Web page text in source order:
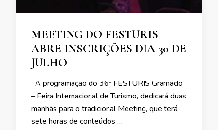
MEETING DO FESTURIS
ABRE INSCRIÇÕES DIA 30 DE
JULHO
A programação do 36º FESTURIS Gramado
– Feira Internacional de Turismo, dedicará duas
manhãs para o tradicional Meeting, que terá
sete horas de conteúdos …